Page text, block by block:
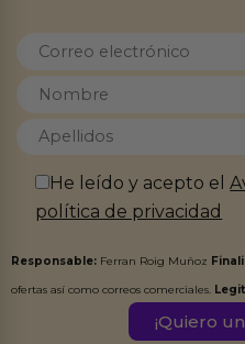
He leído y acepto el
política de privacidad
Responsable: Ferran Roig Muñoz
ofertas así como correos comerciales.
Destinatarios:Ferran